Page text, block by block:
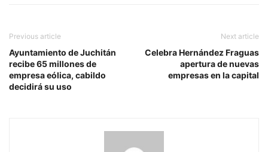
Previous article
Ayuntamiento de Juchitán
recibe 65 millones de
empresa eólica, cabildo
decidirá su uso
Next article
Celebra Hernández Fraguas
apertura de nuevas
empresas en la capital